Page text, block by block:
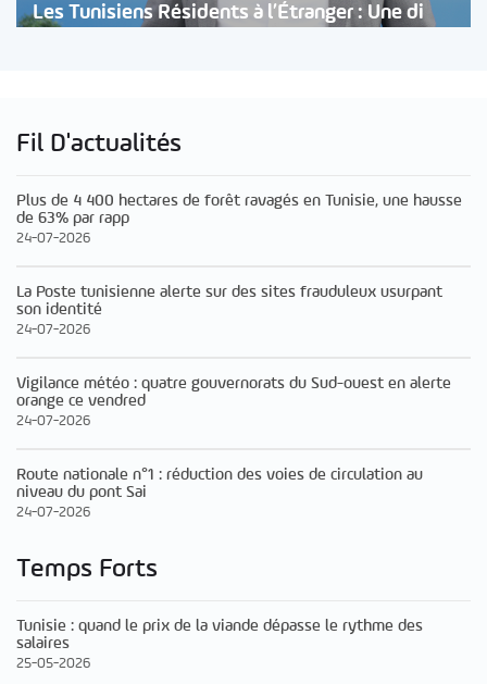
Les Tunisiens Résidents à l’Étranger : Une di
Fil D'actualités
Plus de 4 400 hectares de forêt ravagés en Tunisie, une hausse
de 63% par rapp
24-07-2026
La Poste tunisienne alerte sur des sites frauduleux usurpant
son identité
24-07-2026
Vigilance météo : quatre gouvernorats du Sud-ouest en alerte
orange ce vendred
24-07-2026
Route nationale n°1 : réduction des voies de circulation au
niveau du pont Sai
24-07-2026
Temps Forts
Tunisie : quand le prix de la viande dépasse le rythme des
salaires
25-05-2026